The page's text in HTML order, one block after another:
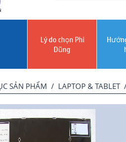
Lý do chọn Phi
Dũng
SẢN PHẨM / LAPTOP & TABLET